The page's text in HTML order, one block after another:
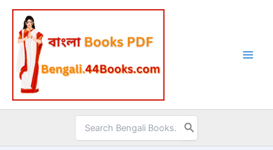
Skip
content
Search
for: